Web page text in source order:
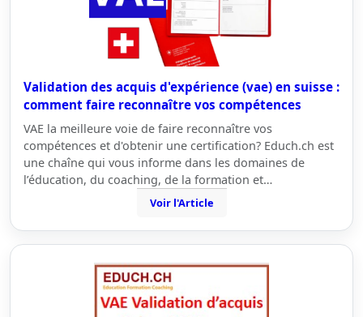
Validation des acquis d'expérience (vae) en suisse :
comment faire reconnaître vos compétences
VAE la meilleure voie de faire reconnaître vos
compétences et d'obtenir une certification? Educh.ch est
une chaîne qui vous informe dans les domaines de
l’éducation, du coaching, de la formation et…
Voir l'Article